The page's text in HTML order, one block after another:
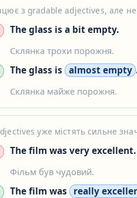
з gradable adjectives, але
The glass is a bit empty.
Склянка трохи порожня.
The glass is almost empty
Склянка майже порожня.
уже містять сильне
The film was very excellent.
Фільм був чудовий.
The film was really